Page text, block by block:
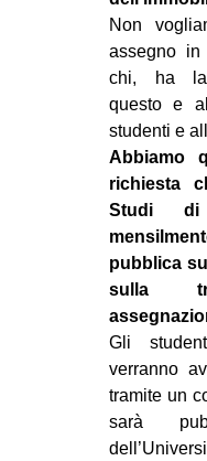
Non
assegno
chi, ha
questo e
studenti e
Abbiamo
richiesta
Studi di
pubblica
sulla
Gli
verranno
tramite un
sarà